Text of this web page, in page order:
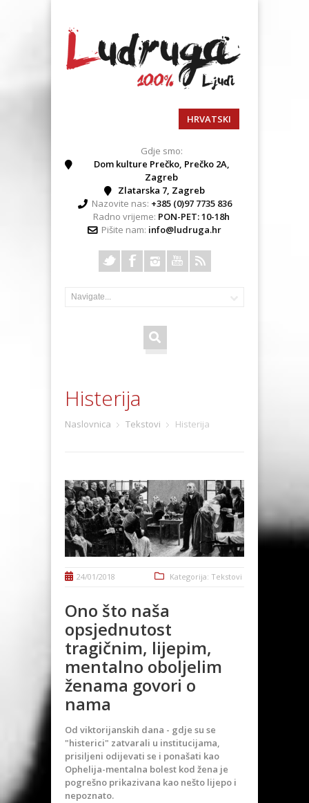
HRVATSKI
Gdje smo:
Dom kulture Prečko, Prečko 2A,
Zagreb
Zlatarska 7, Zagreb
Nazovite nas: +385 (0)97 7735 836
Radno vrijeme: PON-PET: 10-18h
Pišite nam: info@ludruga.hr
Histerija
Naslovnica Tekstovi Histerija
24/01/2018 Kategorija: Tekstovi
Ono što naša
opsjednutost
tragičnim, lijepim,
mentalno oboljelim
ženama govori o
nama
Od viktorijanskih dana - gdje su se
"histerici" zatvarali u institucijama,
prisiljeni odijevati se i ponašati kao
Ophelija-mentalna bolest kod žena je
pogrešno prikazivana kao nešto lijepo i
nepoznato.